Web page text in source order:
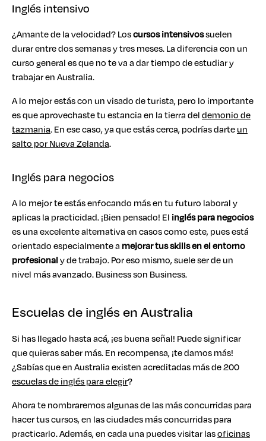
Inglés intensivo
¿Amante de la velocidad? Loscursos intensivossuelen
durar entre dos semanas y tres meses. La diferencia con un
curso general es que no te va a dar tiempo de estudiar y
trabajar en Australia.
A lo mejor estás con un visado de turista, pero lo importante
es que aprovechaste tu estancia en la tierra deldemonio de
tazmania. En ese caso, ya que estás cerca, podrías darteun
salto por Nueva Zelanda.
Inglés para negocios
A lo mejor te estás enfocando más en tu futuro laboral y
aplicas la practicidad. ¡Bien pensado! El inglés para negocios
es una excelente alternativa en casos como este, pues está
orientado especialmente a mejorar tus skills en el entorno
profesionaly de trabajo. Por eso mismo, suele ser de un
nivel más avanzado. Business son Business.
Escuelas de inglés en Australia
Si has llegado hasta acá, ¡es buena señal! Puede significar
que quieras saber más. En recompensa, ¡te damos más!
¿Sabías que en Australia existen acreditadas más de 200
escuelas de inglés para elegir?
Ahora te nombraremos algunas de las más concurridas para
hacer tus cursos, en las ciudades más concurridas para
practicarlo. Además, en cada una puedes visitar lasoficinas